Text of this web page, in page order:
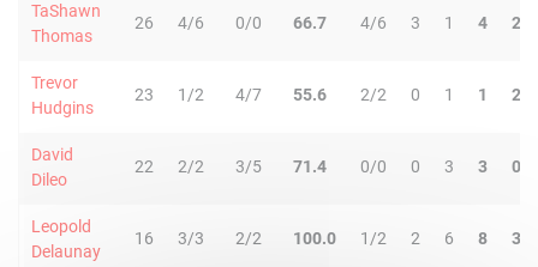
TaShawn
Thomas
26 4/6 0/0 66.7 4/6 3 1 4 2
Trevor
Hudgins
23 1/2 4/7 55.6 2/2 0 1 1 2
David
Dileo
22 2/2 3/5 71.4 0/0 0 3 3 0
Leopold
Delaunay
16 3/3 2/2 100.0 1/2 2 6 8 3